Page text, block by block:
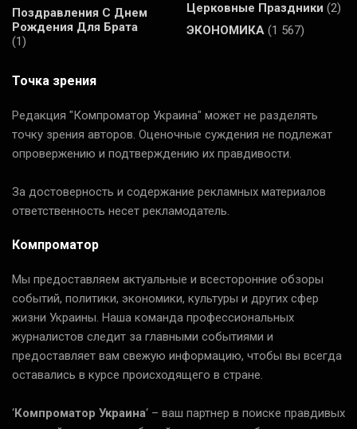
Поздравления С Днем
Рождения Для Брата
(1)
Церковные Праздники (2)
ЭКОНОМИКА (1 567)
Точка зрения
Редакция "Компроматор Украина" может не разделять
точку зрения авторов. Оценочные суждения не подлежат
опровержению и подтверждению их правдивости.
За достоверность и содержание рекламных материалов
ответственность несет рекламодатель.
Компроматор
Мы предоставляем актуальные и всесторонние обзоры
событий, политики, экономики, культуры и других сфер
жизни Украины. Наша команда профессиональных
журналистов следит за главными событиями и
предоставляет вам свежую информацию, чтобы вы всегда
оставались в курсе происходящего в стране.
‘Компроматор Украина‘ – ваш партнер в поиске правдивых